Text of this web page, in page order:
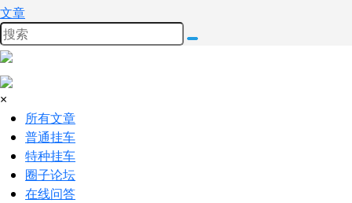
文章
×
所有文章
普通挂车
特种挂车
圈子论坛
在线问答